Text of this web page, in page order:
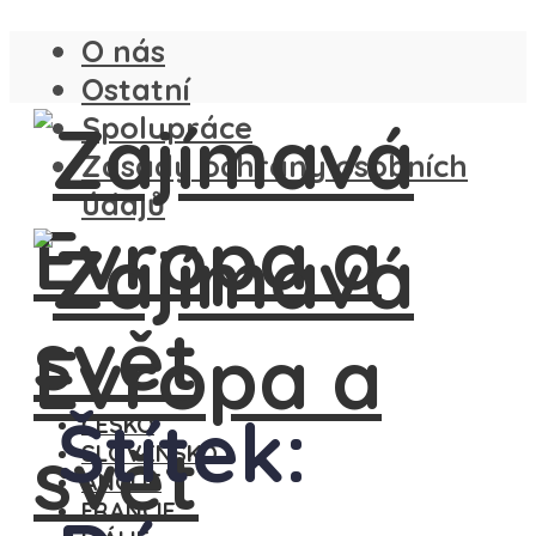
O nás
Ostatní
Spolupráce
Zásady ochrany osobních
údajů
ČESKO
SLOVENSKO
ANGLIE
FRANCIE
Štítek: